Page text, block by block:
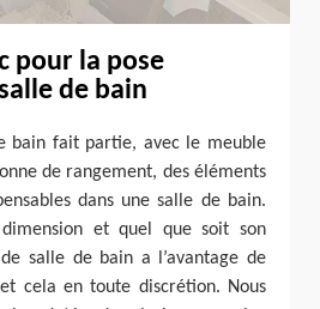
pour la pose
de bain
bain fait partie, avec le meuble
de rangement, des éléments
dans une salle de bain.
et quel que soit son
salle de bain a l’avantage de
cela en toute discrétion. Nous